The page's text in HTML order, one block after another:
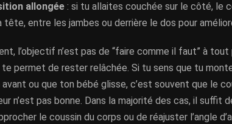
allongée : si tu allaites couchée sur le côté, le
tête, entre les jambes ou derrière le dos pour
l’objectif n’est pas de “faire comme il faut” à
permet de rester relâchée. Si tu sens que tu
ou que ton bébé glisse, c’est souvent que le
n’est pas bonne. Dans la majorité des cas, il suffit
le coussin du corps ou de réajuster l’angle